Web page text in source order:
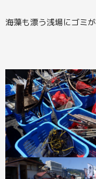
海藻も漂う浅場にゴミ